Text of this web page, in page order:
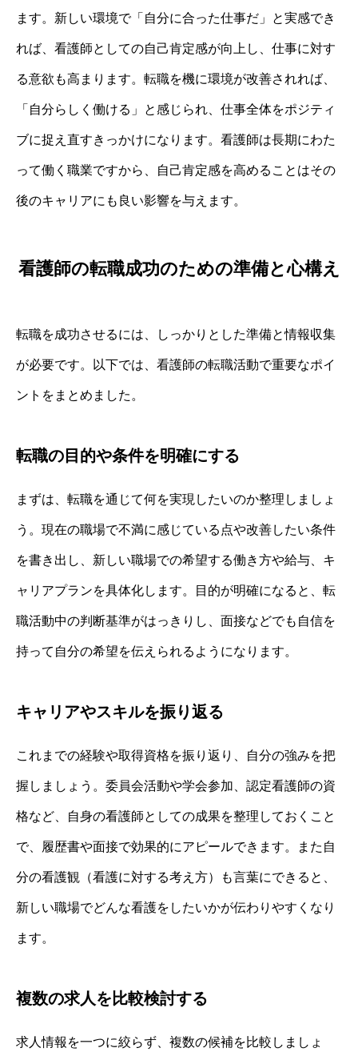
ます。新しい環境で「自分に合った仕事だ」と実感でき
れば、看護師としての自己肯定感が向上し、仕事に対す
る意欲も高まります。転職を機に環境が改善されれば、
「自分らしく働ける」と感じられ、仕事全体をポジティ
ブに捉え直すきっかけになります。看護師は長期にわた
って働く職業ですから、自己肯定感を高めることはその
後のキャリアにも良い影響を与えます。
看護師の転職成功のための準備と心構え
転職を成功させるには、しっかりとした準備と情報収集
が必要です。以下では、看護師の転職活動で重要なポイ
ントをまとめました。
転職の目的や条件を明確にする
まずは、転職を通じて何を実現したいのか整理しましょ
う。現在の職場で不満に感じている点や改善したい条件
を書き出し、新しい職場での希望する働き方や給与、キ
ャリアプランを具体化します。目的が明確になると、転
職活動中の判断基準がはっきりし、面接などでも自信を
持って自分の希望を伝えられるようになります。
キャリアやスキルを振り返る
これまでの経験や取得資格を振り返り、自分の強みを把
握しましょう。委員会活動や学会参加、認定看護師の資
格など、自身の看護師としての成果を整理しておくこと
で、履歴書や面接で効果的にアピールできます。また自
分の看護観（看護に対する考え方）も言葉にできると、
新しい職場でどんな看護をしたいかが伝わりやすくなり
ます。
複数の求人を比較検討する
求人情報を一つに絞らず、複数の候補を比較しましょ